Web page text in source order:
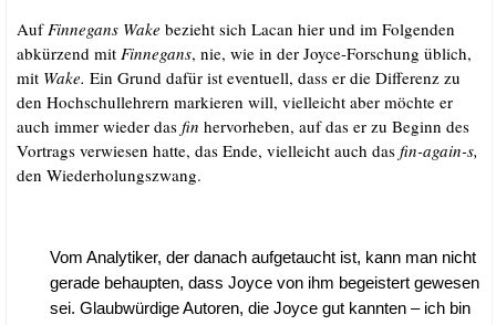
Auf Fin­ne­gans Wake bezieht sich Lacan hier und im Fol­gen­den
abkür­zend mit Fin­ne­gans, nie, wie in der Joy­ce-For­schung üblich,
mit Wake. Ein Grund dafür ist even­tu­ell, dass er die Dif­fe­renz zu
den Hoch­schul­leh­rern mar­kie­ren will, viel­leicht aber möch­te er
auch immer wie­der das fin her­vor­he­ben, auf das er zu Beginn des
Vor­trags ver­wie­sen hat­te, das Ende, viel­leicht auch dasfin-again-s,
den Wie­der­ho­lungs­zwang.
Vom Ana­ly­ti­ker, der danach auf­ge­taucht ist, kann man nicht
gera­de behaup­ten, dass Joy­ce von ihm begeis­tert gewe­sen
sei. Glaub­wür­di­ge Autoren, die Joy­ce gut kann­ten – ich bin